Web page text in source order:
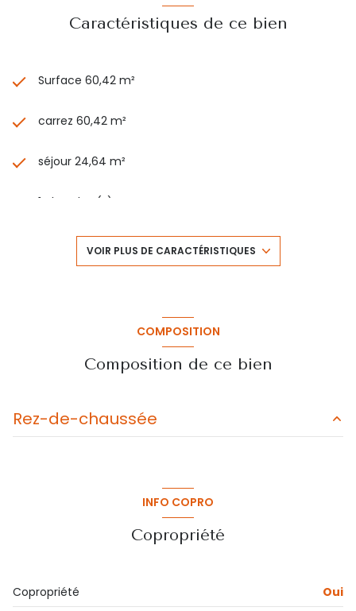
HAMANT aux 07 72 14 23 49
contact@gclair-immo.com
exposé sont disponibles sur le site
Caractéristiques de ce bien
Surface 60,42 m²
carrez 60,42 m²
séjour 24,64 m²
1 chambre(s)
1 salle(s) de bain
Chauffage individuel : autre (electrique)
VOIR PLUS DE CARACTÉRISTIQUES
COMPOSITION
Composition de ce bien
Rez-de-chaussée
INFO COPRO
Copropriété
Copropriété Oui